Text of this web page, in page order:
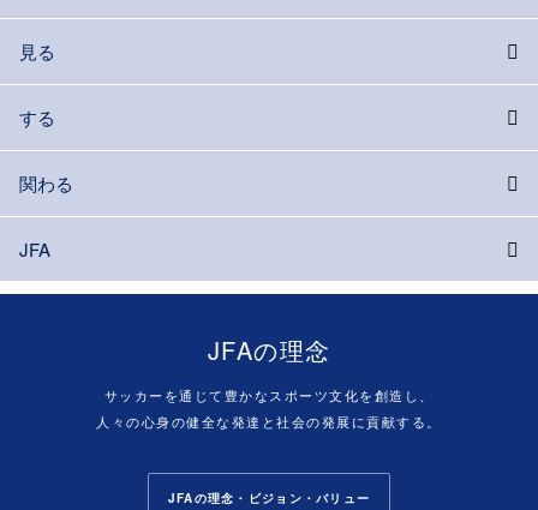
見る
する
関わる
JFA
JFAの理念
サッカーを通じて豊かなスポーツ文化を創造し、
人々の心身の健全な発達と社会の発展に貢献する。
JFAの理念・ビジョン・バリュー